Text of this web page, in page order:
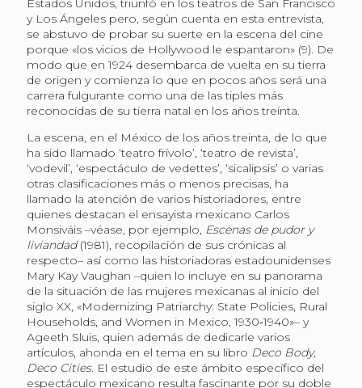
Estados Unidos, triunfó en los teatros de San Francisco
y Los Ángeles pero, según cuenta en esta entrevista,
se abstuvo de probar su suerte en la escena del cine
porque «los vicios de Hollywood le espantaron» (9). De
modo que en 1924 desembarca de vuelta en su tierra
de origen y comienza lo que en pocos años será una
carrera fulgurante como una de las tiples más
reconocidas de su tierra natal en los años treinta.
La escena, en el México de los años treinta, de lo que
ha sido llamado ‘teatro frívolo’, ‘teatro de revista’,
‘vodevil’, ‘espectáculo de vedettes’, ‘sicalipsis’ o varias
otras clasificaciones más o menos precisas, ha
llamado la atención de varios historiadores, entre
quienes destacan el ensayista mexicano Carlos
Monsiváis –véase, por ejemplo, Escenas de pudor y
liviandad(1981), recopilación de sus crónicas al
respecto– así como las historiadoras estadounidenses
Mary Kay Vaughan –quien lo incluye en su panorama
de la situación de las mujeres mexicanas al inicio del
siglo XX, «Modernizing Patriarchy: State Policies, Rural
Households, and Women in Mexico, 1930‑1940»– y
Ageeth Sluis, quien además de dedicarle varios
artículos, ahonda en el tema en su libro Deco Body,
Deco Cities. El estudio de este ámbito específico del
espectáculo mexicano resulta fascinante por su doble